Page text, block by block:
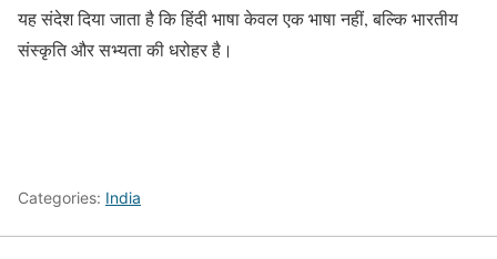
यह संदेश दिया जाता है कि हिंदी भाषा केवल एक भाषा नहीं, बल्कि भारतीय
संस्कृति और सभ्यता की धरोहर है।
Categories: India